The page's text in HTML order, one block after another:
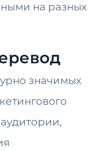
на разных
значимых